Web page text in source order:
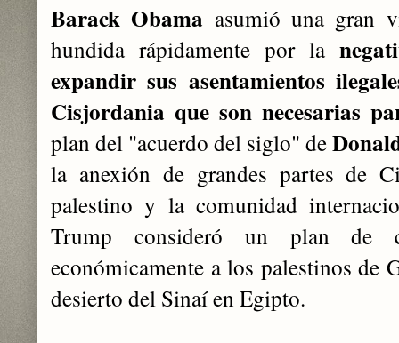
Barack Obama asumió una gran
hundida rápidamente por la
expandir sus asentamientos
Cisjordania que son necesarias
plan del "acuerdo del siglo" de
la anexión de grandes partes de
palestino y la comunidad
Trump consideró un plan de
económicamente a los palestinos de
desierto del Sinaí en Egipto.